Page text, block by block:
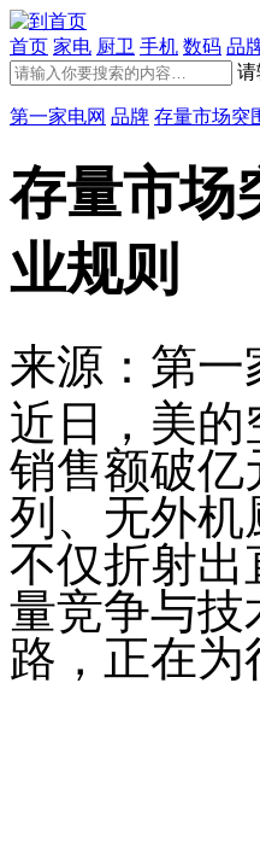
首页 家电 厨卫 手机 数码 品
第一家电网 品牌 存量市场突
存量市场
业规则
来源：第一
近日，美
销售额破亿
列、无外机
不仅折射出
量竞争与
路，正在为